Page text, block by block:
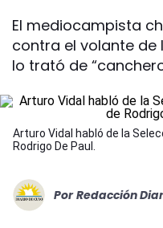
El mediocampista
contra el volante de
lo trató de
Arturo Vidal habló de la
Rodrigo De Paul.
Por Redacción